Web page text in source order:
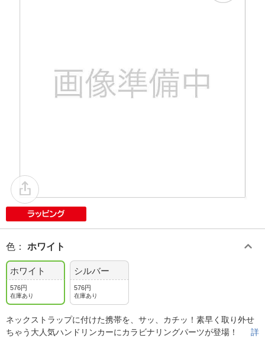
色 ： ホワイト
ホワイト
576円
在庫あり
シルバー
576円
在庫あり
ネックストラップに付けた携帯を、サッ、カチッ！素早く取り外せ
ちゃう大人気ハンドリンカーにカラビナリングパーツが登場！ 詳